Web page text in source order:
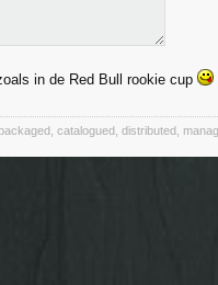
in de Red Bull rookie cup
catalogued, distributed,